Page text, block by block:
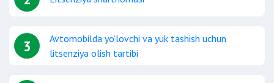
3
Avtomobilda yo‘lovchi va yuk tashish uchun
litsenziya olish tartibi